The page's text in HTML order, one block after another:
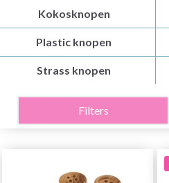
Kokosknopen
Plastic knopen
Strass knopen
Filters